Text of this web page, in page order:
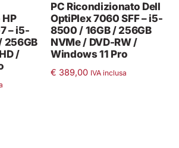
– i5-
256GB
/
PC Ricondizionato Dell
OptiPlex 7060 SFF – i5-
8500 / 16GB / 256GB
NVMe / DVD-RW /
Windows 11 Pro
€ 389,00 IVA inclusa